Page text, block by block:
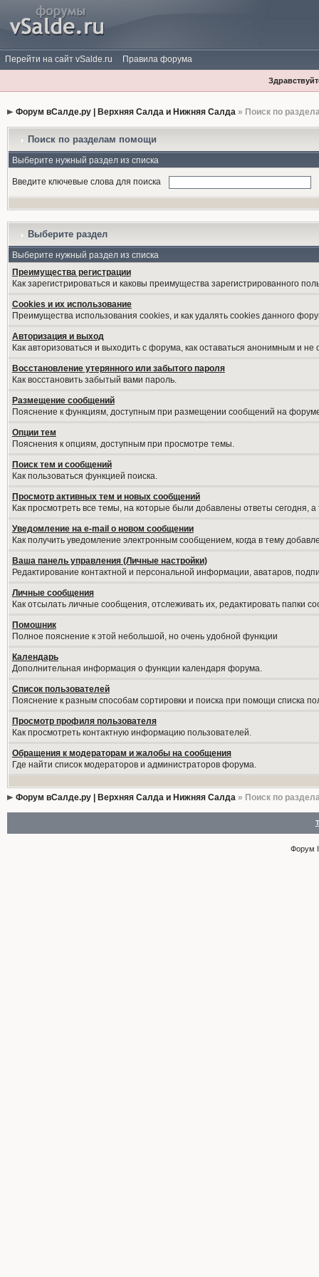
Перейти на сайт vSalde.ru Правила форума
Форум вСалде.ру | Верхняя Салда и Нижняя Салда» Поиск по
Поиск по разделам помощи
Выберите нужный раздел из списка
Введите ключевые слова для поиска
Выберите раздел
Выберите нужный раздел из списка
Преимущества регистрации
Как зарегистрироваться и каковы преимущества зарегистрированного
Cookies и их использование
Преимущества использования cookies, и как удалять cookies данного
Авторизация и выход
Как авторизоваться и выходить с форума, как оставаться анонимным и
Восстановление утерянного или забытого пароля
Как восстановить забытый вами пароль.
Размещение сообщений
Пояснение к функциям, доступным при размещении сообщений на
Опции тем
Пояснения к опциям, доступным при просмотре темы.
Поиск тем и сообщений
Как пользоваться функцией поиска.
Просмотр активных тем и новых сообщений
Как просмотреть все темы, на которые были добавлены ответы сегодня,
Уведомление на е-mail о новом сообщении
Как получить уведомление электронным сообщением, когда в тему
Ваша панель управления (Личные настройки)
Редактирование контактной и персональной информации, аватаров,
Личные сообщения
Как отсылать личные сообщения, отслеживать их, редактировать папки
Помошник
Полное пояснение к этой небольшой, но очень удобной функции
Календарь
Дополнительная информация о функции календаря форума.
Список пользователей
Пояснение к разным способам сортировки и поиска при помощи списка
Просмотр профиля пользователя
Как просмотреть контактную информацию пользователей.
Обращения к модераторам и жалобы на сообщения
Где найти список модераторов и администраторов форума.
Форум вСалде.ру | Верхняя Салда и Нижняя Салда» Поиск по
Форум